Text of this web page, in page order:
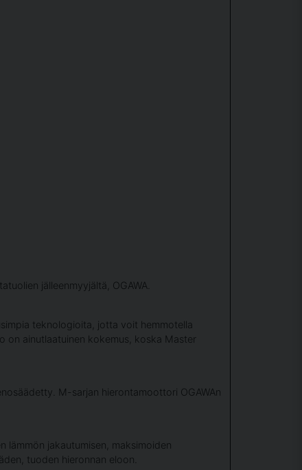
jälleenmyyjältä, OGAWA.
teknologioita, jotta voit hemmotella
on ainutlaatuinen kokemus, koska Master
M-sarjan hierontamoottori OGAWAn
lämmön jakautumisen, maksimoiden
tuoden hieronnan eloon.